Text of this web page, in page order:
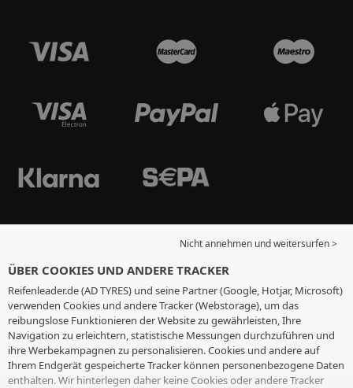
Nicht annehmen und weitersurfen >
ÜBER COOKIES UND ANDERE TRACKER
Reifenleader.de (AD TYRES) und seine Partner (Google, Hotjar, Microsoft)
verwenden Cookies und andere Tracker (Webstorage), um das
reibungslose Funktionieren der Website zu gewährleisten, Ihre
Navigation zu erleichtern, statistische Messungen durchzuführen und
ihre Werbekampagnen zu personalisieren. Cookies und andere auf
Ihrem Endgerät gespeicherte Tracker können personenbezogene Daten
enthalten. Wir hinterlegen daher keine Cookies oder andere Tracker